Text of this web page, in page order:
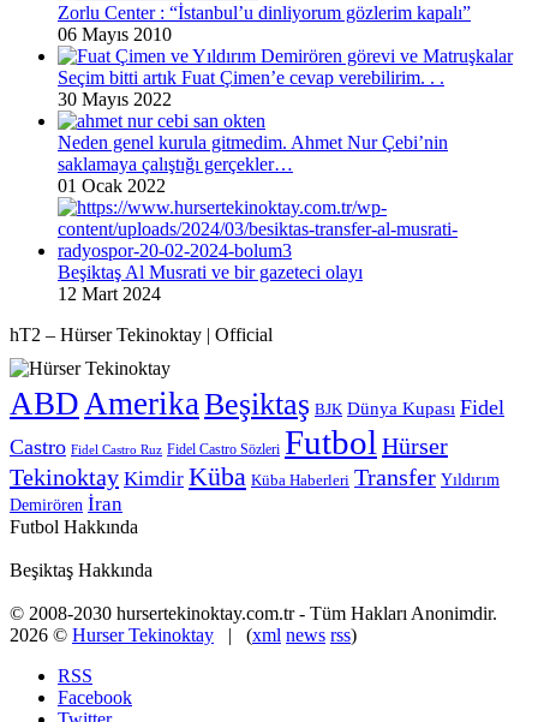
Zorlu Center : “İstanbul’u dinliyorum gözlerim kapalı”
06 Mayıs 2010
Seçim bitti artık Fuat Çimen’e cevap verebilirim. . .
30 Mayıs 2022
Neden genel kurula gitmedim. Ahmet Nur Çebi’nin
saklamaya çalıştığı gerçekler…
01 Ocak 2022
Beşiktaş Al Musrati ve bir gazeteci olayı
12 Mart 2024
hT2 – Hürser Tekinoktay | Official
ABD Amerika Beşiktaş BJK Dünya Kupası Fidel
Castro Fidel Castro Ruz Fidel Castro Sözleri Futbol Hürser
Tekinoktay Kimdir Küba Küba Haberleri Transfer Yıldırım
Demirören İran
Futbol Hakkında
Beşiktaş Hakkında
© 2008-2030 hursertekinoktay.com.tr - Tüm Hakları Anonimdir.
2026 © Hurser Tekinoktay | (xml news rss)
RSS
Facebook